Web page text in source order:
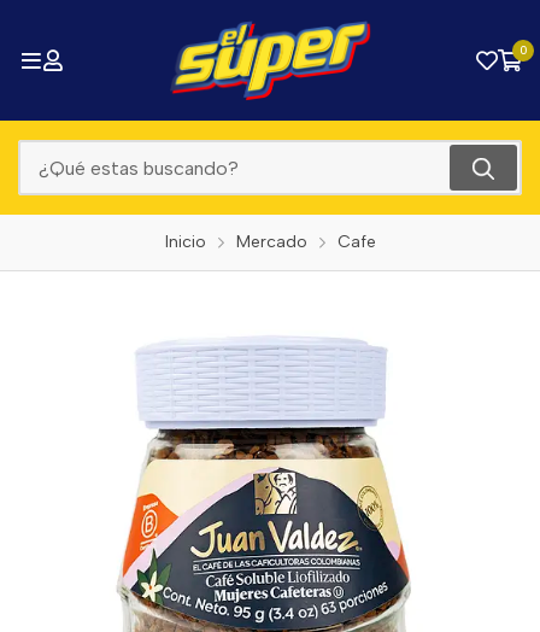
0
Inicio Mercado Cafe